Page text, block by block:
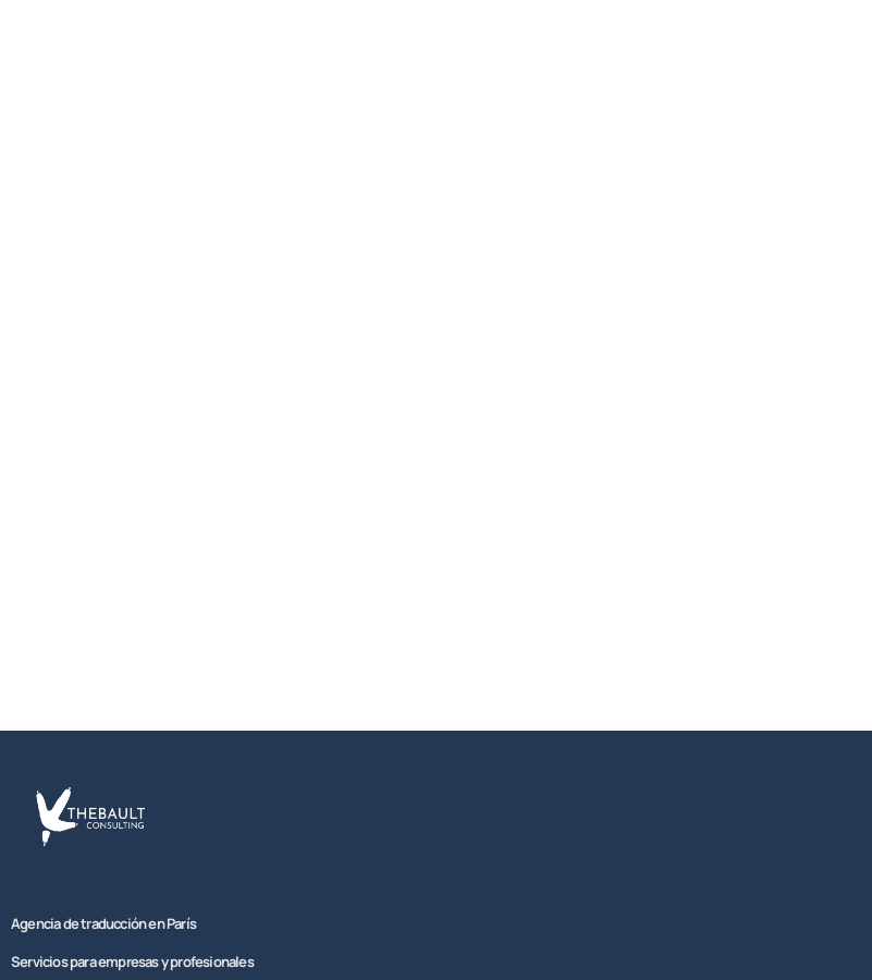
Agencia de traducción en París
Servicios para empresas y profesionales